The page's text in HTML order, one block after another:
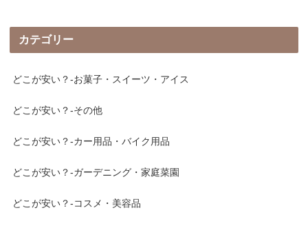
カテゴリー
どこが安い？-お菓子・スイーツ・アイス
どこが安い？-その他
どこが安い？-カー用品・バイク用品
どこが安い？-ガーデニング・家庭菜園
どこが安い？-コスメ・美容品